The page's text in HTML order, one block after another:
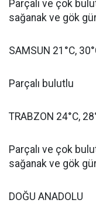
Parçalı ve çok
sağanak ve gök
SAMSUN 21°C,
Parçalı bulutlu
TRABZON 24°C,
Parçalı ve çok
sağanak ve gök
DOĞU ANADOLU